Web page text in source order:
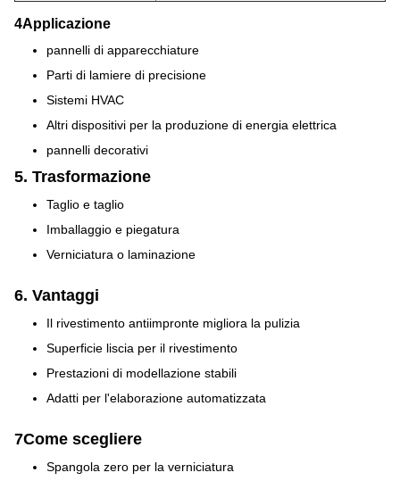
4Applicazione
pannelli di apparecchiature
Parti di lamiere di precisione
Sistemi HVAC
Altri dispositivi per la produzione di energia elettrica
pannelli decorativi
5. Trasformazione
Taglio e taglio
Imballaggio e piegatura
Verniciatura o laminazione
6. Vantaggi
Il rivestimento antiimpronte migliora la pulizia
Superficie liscia per il rivestimento
Prestazioni di modellazione stabili
Adatti per l'elaborazione automatizzata
7Come scegliere
Spangola zero per la verniciatura